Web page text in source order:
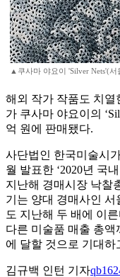
▲쿠사마 야요이 'Silver Nets'(서
해외 작가 작품도 치열
가 쿠사마 야요이의
억 원에 판매됐다.
사단법인 한국미술시
월 발표한 ‘2020년 국
지난해 경매시장 낙찰
기는 양대 경매사인
도 지난해 두 배에 이
다른 미술품 매출 총액
에 달할 것으로 기대하
김규백 인턴 기자